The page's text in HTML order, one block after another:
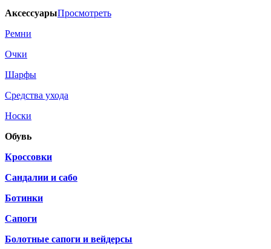
АксессуарыПросмотреть
Ремни
Очки
Шарфы
Средства ухода
Носки
Обувь
Кроссовки
Сандалии и сабо
Ботинки
Сапоги
Болотные сапоги и вейдерсы